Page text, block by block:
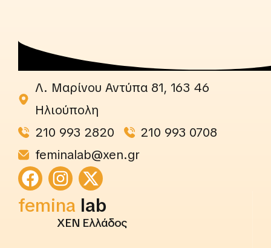
Λ. Μαρίνου Αντύπα 81, 163 46
Ηλιούπολη
210 993 2820
210 993 0708
feminalab@xen.gr
femina rightslab
ΧΕΝ Ελλάδος